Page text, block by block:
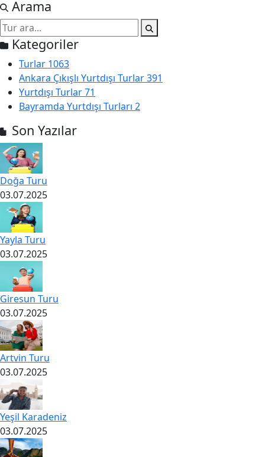
Arama
Kategoriler
Turlar 1063
Ankara Çıkışlı Yurtdışı Turlar391
Yurtdışı Turlar71
Bayramda Yurtdışı Turları 2
Son Yazılar
Doğa Turu
03.07.2025
Yayla Turu
03.07.2025
Giresun Turu
03.07.2025
Artvin Turu
03.07.2025
Yeşil Karadeniz
03.07.2025